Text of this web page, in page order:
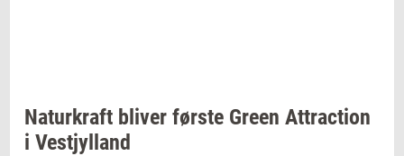
Na­tur­kraft bli­ver før­ste Green At­tra­ction
i Ve­stjyl­land